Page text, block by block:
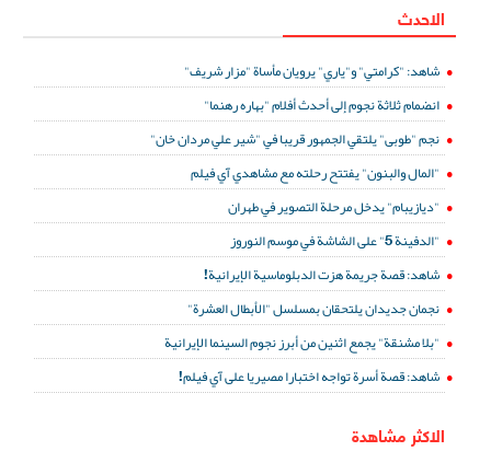
الاحدث
شاهد: "كرامتي" و"ياري" يرويان مأساة "مزار شريف"
انضمام ثلاثة نجوم إلى أحدث أفلام "بهاره رهنما"
نجم "طوبى" يلتقي الجمهور قريبا في "شير علي مردان خان"
"المال والبنون" يفتتح رحلته مع مشاهدي آي فيلم
"ديازيبام" يدخل مرحلة التصوير في طهران
"الدفينة 5" على الشاشة في موسم النوروز
شاهد: قصة جريمة هزت الدبلوماسية الإيرانية!
نجمان جديدان يلتحقان بمسلسل "الأبطال العشرة"
"بلا مشنقة" يجمع اثنين من أبرز نجوم السينما الإيرانية
شاهد: قصة أسرة تواجه اختبارا مصيريا على آي فيلم!
الاكثر مشاهدة